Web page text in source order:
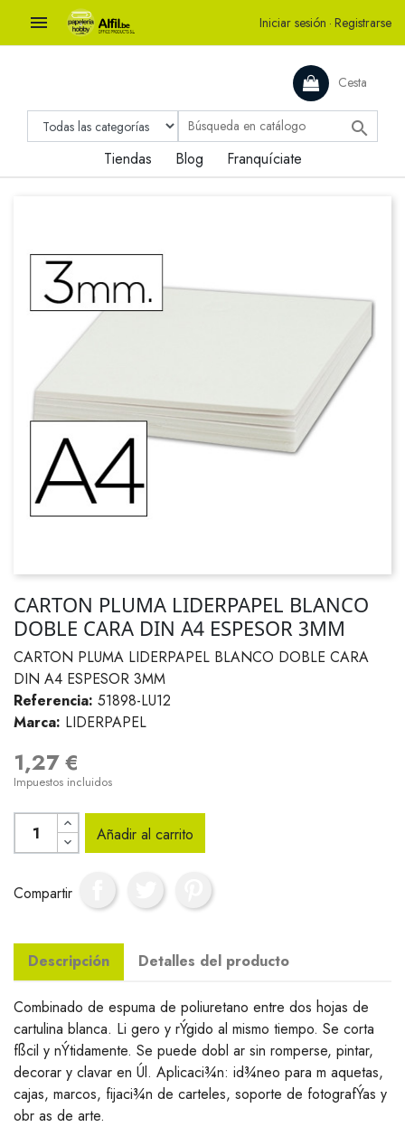
 Iniciar sesión · Registrarse
Cesta

Tiendas Blog Franquíciate
CARTON PLUMA LIDERPAPEL BLANCO
DOBLE CARA DIN A4 ESPESOR 3MM
CARTON PLUMA LIDERPAPEL BLANCO DOBLE CARA
DIN A4 ESPESOR 3MM
Referencia: 51898-LU12
Marca: LIDERPAPEL
1,27 €
Impuestos incluidos
Añadir al carrito
Compartir
Descripción Detalles del producto
Combinado de espuma de poliuretano entre dos hojas de
cartulina blanca. Li gero y rÝgido al mismo tiempo. Se corta
fßcil y nÝtidamente. Se puede dobl ar sin romperse, pintar,
decorar y clavar en Úl. Aplicaci¾n: id¾neo para m aquetas,
cajas, marcos, fijaci¾n de carteles, soporte de fotografÝas y
obr as de arte.